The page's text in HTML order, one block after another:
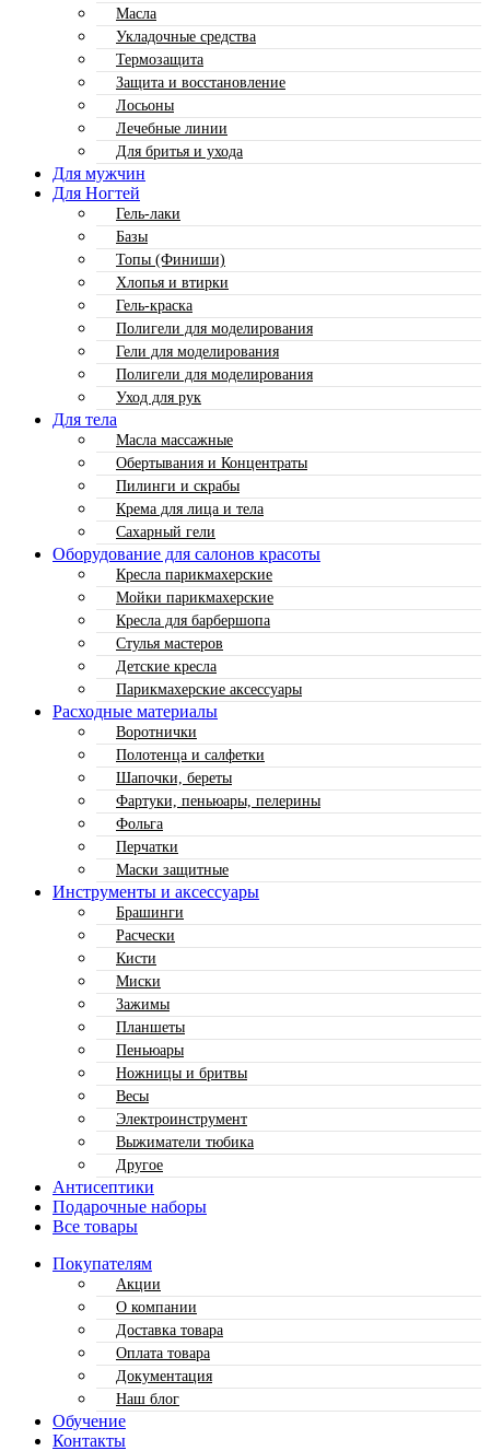
Масла
Укладочные средства
Термозащита
Защита и восстановление
Лосьоны
Лечебные линии
Для бритья и ухода
Для мужчин
Для Ногтей
Гель-лаки
Базы
Топы (Финиши)
Хлопья и втирки
Гель-краска
Полигели для моделирования
Гели для моделирования
Полигели для моделирования
Уход для рук
Для тела
Масла массажные
Обертывания и Концентраты
Пилинги и скрабы
Крема для лица и тела
Сахарный гели
Оборудование для салонов красоты
Кресла парикмахерские
Мойки парикмахерские
Кресла для барбершопа
Стулья мастеров
Детские кресла
Парикмахерские аксессуары
Расходные материалы
Воротнички
Полотенца и салфетки
Шапочки, береты
Фартуки, пеньюары, пелерины
Фольга
Перчатки
Маски защитные
Инструменты и аксессуары
Брашинги
Расчески
Кисти
Миски
Зажимы
Планшеты
Пеньюары
Ножницы и бритвы
Весы
Электроинструмент
Выжиматели тюбика
Другое
Антисептики
Подарочные наборы
Все товары
Покупателям
Акции
О компании
Доставка товара
Оплата товара
Документация
Наш блог
Обучение
Контакты